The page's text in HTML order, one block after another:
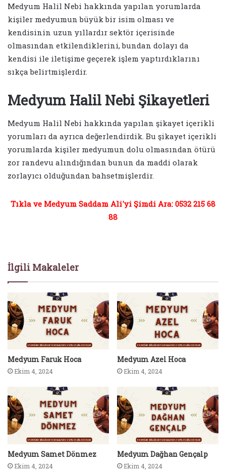
Medyum Halil Nebi hakkında yapılan yorumlarda
kişiler medyumun büyük bir isim olması ve
kendisinin uzun yıllardır sektör içerisinde
olmasından etkilendiklerini, bundan dolayı da
kendisi ile iletişime geçerek işlem yaptırdıklarını
sıkça belirtmişlerdir.
Medyum Halil Nebi Şikayetleri
Medyum Halil Nebi hakkında yapılan şikayet içerikli
yorumları da ayrıca değerlendirdik. Bu şikayet içerikli
yorumlarda kişiler medyumun dolu olmasından ötürü
zor randevu alındığından bunun da maddi olarak
zorlayıcı olduğundan bahsetmişlerdir.
Tıkla ve Medyum Saddam Ali'yi Şimdi Ara: 0532 215 68
88
İlgili Makaleler
Medyum Faruk Hoca
Ekim 4, 2024
Medyum Azel Hoca
Ekim 4, 2024
Medyum Samet Dönmez
Ekim 4, 2024
Medyum Dağhan Gençalp
Ekim 4, 2024